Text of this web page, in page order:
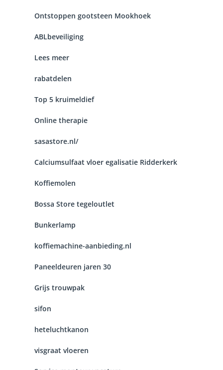
Ontstoppen gootsteen Mookhoek
ABLbeveiliging
Lees meer
rabatdelen
Top 5 kruimeldief
Online therapie
sasastore.nl/
Calciumsulfaat vloer egalisatie Ridderkerk
Koffiemolen
Bossa Store tegeloutlet
Bunkerlamp
koffiemachine-aanbieding.nl
Paneeldeuren jaren 30
Grijs trouwpak
sifon
heteluchtkanon
visgraat vloeren